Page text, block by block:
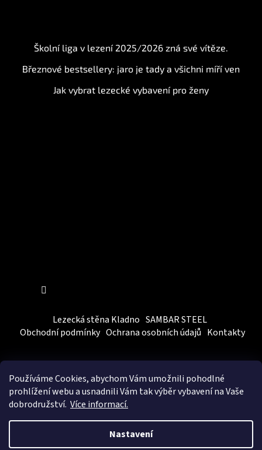
Používáme Cookies, abychom Vámumožnili pohodlné
prohlížení webu a usnadnili Vám tak výběr vybavení na Vaše
dobrodružství. Více informací.
Nastavení
Školní liga v lezení 2025/2026 zná své vítěze.
Březnové bestsellery: jaro je tady a všichni míří ven
Jak vybrat lezecké vybavení pro ženy
Lezecká stěna Kladno SAMBAR STEEL
Obchodní podmínky Ochrana osobních údajů Kontakty
Vytvořil Shoptet
&BEOM.cz